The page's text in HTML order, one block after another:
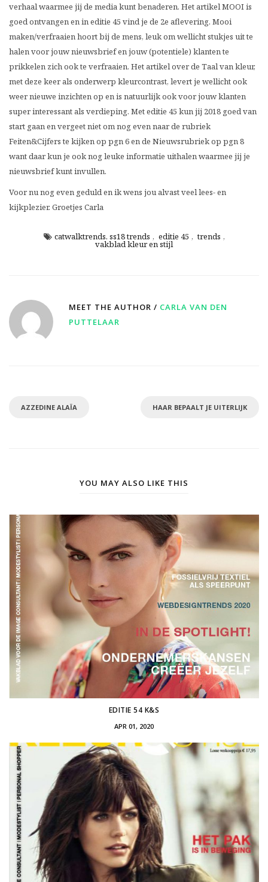
verhaal waarmee jij de media kunt benaderen. Het artikel MOOI is
goed ontvangen en in editie 45 vind je de 2e aflevering. Mooi
maken/verfraaien hoort bij de mens, leuk om wellicht stukjes uit te
halen voor jouw nieuwsbrief en jouw (potentiele) klanten te
prikkelen zich ook te verfraaien. Het artikel over de Taal van kleur,
met deze keer als onderwerp kleurcontrast, levert je wellicht ook
weer nieuwe inzichten op en is natuurlijk ook voor jouw klanten
super interessant als verdieping. Met editie 45 kun jij 2018 goed van
start gaan en vergeet niet om nog even naar de rubriek
Feiten&Cijfers te kijken op pgn 6 en de Nieuwsrubriek op pgn 8
want daar kun je ook nog leuke informatie uithalen waarmee jij je
nieuwsbrief kunt invullen.
Voor nu nog even geduld en ik wens jou alvast veel lees- en
kijkplezier. Groetjes Carla
catwalktrends. ss18 trends , editie 45 , trends ,
vakblad kleur en stijl
MEET THE AUTHOR / CARLA VAN DEN
PUTTELAAR
AZZEDINE ALAÏA HAAR BEPAALT JE UITERLIJK
YOU MAY ALSO LIKE THIS
EDITIE 54 K&S
APR 01, 2020